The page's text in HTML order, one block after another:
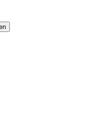
ist ein loser
Bürgern der Stadt Villingen-
Bau des Nordzubringers,